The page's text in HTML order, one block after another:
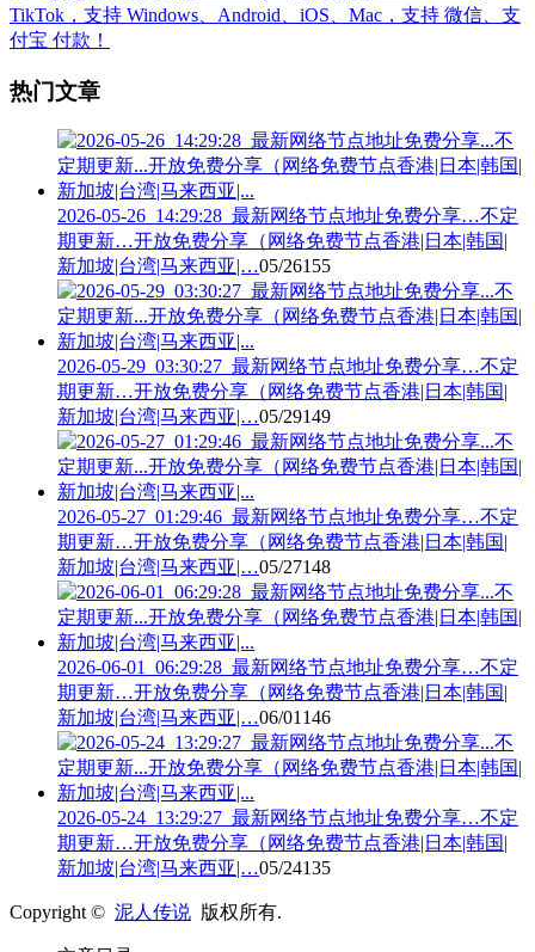
热门文章
2026-05-26_14:29:28_最新网络节点地址免费分享…不定
期更新…开放免费分享（网络免费节点香港|日本|韩国|
新加坡|台湾|马来西亚|…05/26155
2026-05-29_03:30:27_最新网络节点地址免费分享…不定
期更新…开放免费分享（网络免费节点香港|日本|韩国|
新加坡|台湾|马来西亚|…05/29149
2026-05-27_01:29:46_最新网络节点地址免费分享…不定
期更新…开放免费分享（网络免费节点香港|日本|韩国|
新加坡|台湾|马来西亚|…05/27148
2026-06-01_06:29:28_最新网络节点地址免费分享…不定
期更新…开放免费分享（网络免费节点香港|日本|韩国|
新加坡|台湾|马来西亚|…06/01146
2026-05-24_13:29:27_最新网络节点地址免费分享…不定
期更新…开放免费分享（网络免费节点香港|日本|韩国|
新加坡|台湾|马来西亚|…05/24135
Copyright © 泥人传说 版权所有.